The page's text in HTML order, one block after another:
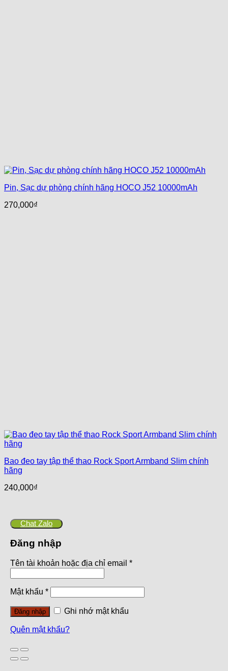
Pin, Sạc dự phòng chính hãng HOCO J52 10000mAh
270,000₫
Bao đeo tay tập thể thao Rock Sport Armband Slim chính
hãng
240,000₫
Chat Zalo
Đăng nhập
Tên tài khoản hoặc địa chỉ email *
Mật khẩu *
Đăng nhập Ghi nhớ mật khẩu
Quên mật khẩu?